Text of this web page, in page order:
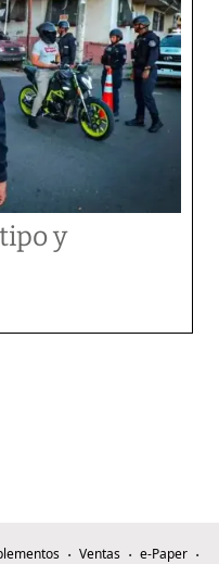
y
Ventas
e-Paper